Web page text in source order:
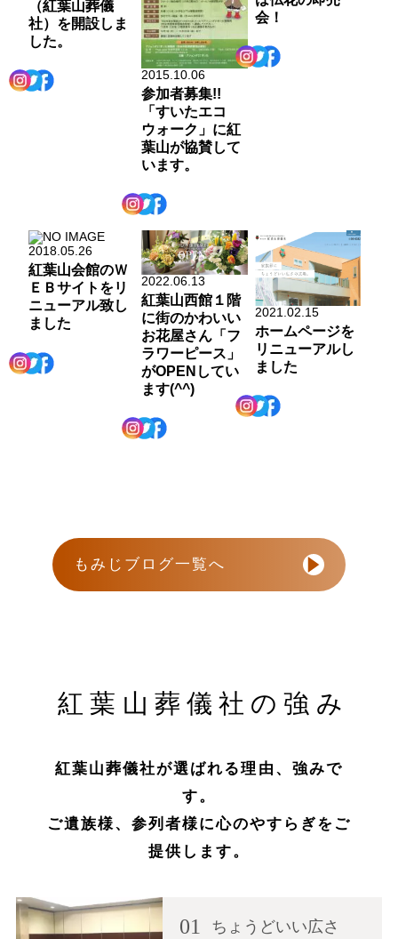
（紅葉山葬儀
社）を開設しま
した。
2015.10.06
参加者募集!!
「すいたエコ
ウォーク」に紅
葉山が協賛して
います。
会！
2018.05.26
紅葉山会館のＷ
ＥＢサイトをリ
ニューアル致し
ました
2022.06.13
紅葉山西館１階
に街のかわいい
お花屋さん「フ
ラワーピース」
がOPENしてい
ます(^^)
2021.02.15
ホームページを
リニューアルし
ました
もみじブログ一覧へ
紅葉山葬儀社の強み
紅葉山葬儀社が選ばれる理由、強みで
す。
ご遺族様、参列者様に心のやすらぎをご
提供します。
01 ちょうどいい広さ